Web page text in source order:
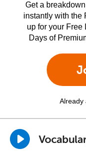
Get a
instantly with the
up for your Free
Days of
Already